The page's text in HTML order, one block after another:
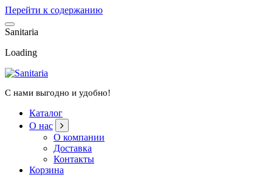
Перейти к содержанию
Sanitaria
Loading
С нами выгодно и удобно!
Каталог
О нас
О компании
Доставка
Контакты
Корзина